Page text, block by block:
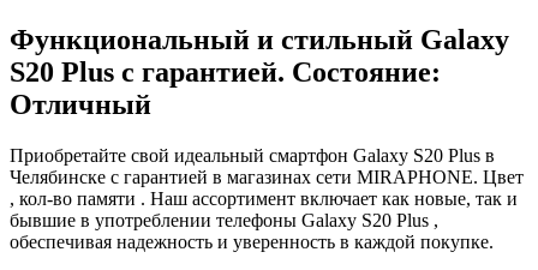
Функциональный и стильный Galaxy
S20 Plus с гарантией. Состояние:
Отличный
Приобретайте свой идеальный смартфон Galaxy S20 Plus в
Челябинске с гарантией в магазинах сети MIRAPHONE. Цвет
, кол-во памяти . Наш ассортимент включает как новые, так и
бывшие в употреблении телефоны Galaxy S20 Plus ,
обеспечивая надежность и уверенность в каждой покупке.